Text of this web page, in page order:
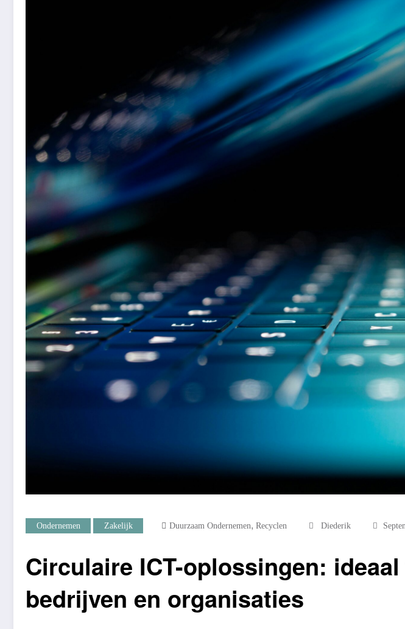
Ondernemen Zakelijk Duurzaam Ondernemen, Recyclen Diederik
Circulaire ICT-oplossingen:
bedrijven en organisaties